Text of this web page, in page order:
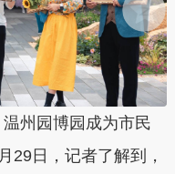
州园博园成为市民
29日，记者了解到，